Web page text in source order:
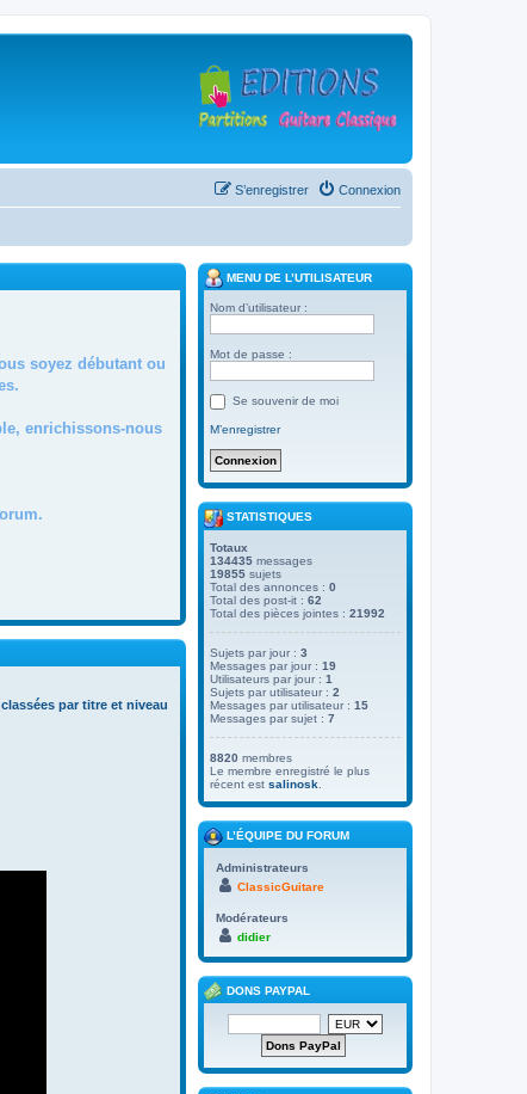
Connexion
S’enregistrer
soyez débutant ou
enrichissons-nous
par titre et niveau
MENU DE L’UTILISATEUR
Nom d’utilisateur :
Mot de passe :
Se souvenir de moi
M’enregistrer
STATISTIQUES
Totaux
134435 messages
19855 sujets
Total des annonces : 0
Total des post-it : 62
Total des pièces jointes : 21992
Sujets par jour : 3
Messages par jour : 19
Utilisateurs par jour : 1
Sujets par utilisateur : 2
Messages par utilisateur : 15
Messages par sujet : 7
8820 membres
Le membre enregistré le plus
récent est salinosk
L’ÉQUIPE DU FORUM
Administrateurs
ClassicGuitare
Modérateurs
didier
DONS PAYPAL